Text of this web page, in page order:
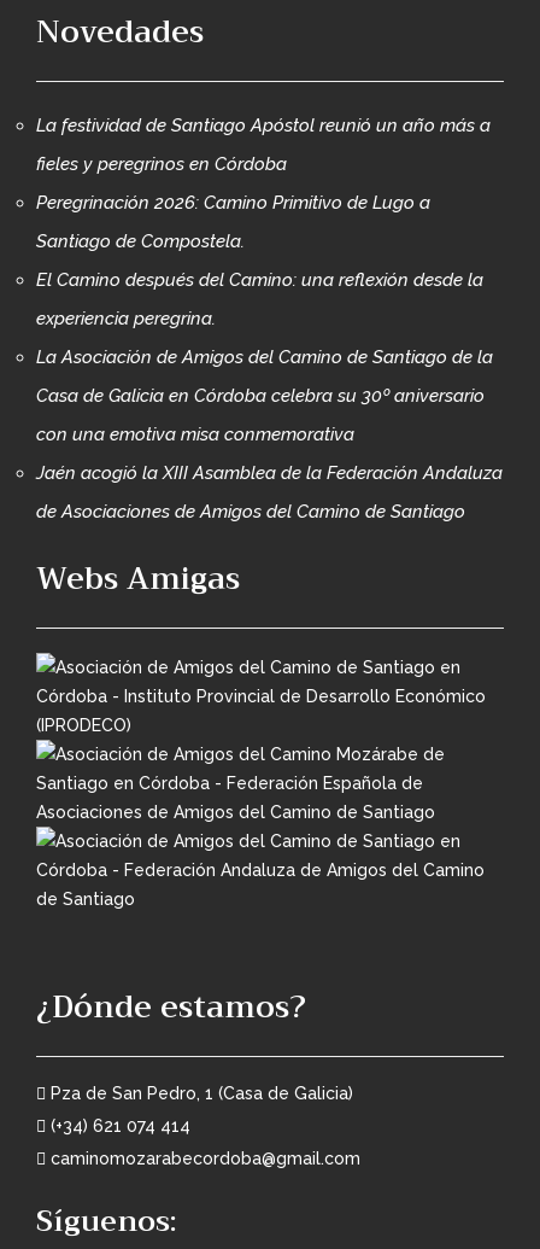
Novedades
La festividad de Santiago Apóstol reunió un año más a
fieles y peregrinos en Córdoba
Peregrinación 2026: Camino Primitivo de Lugo a
Santiago de Compostela.
El Camino después del Camino: una reflexión desde la
experiencia peregrina.
La Asociación de Amigos del Camino de Santiago de la
Casa de Galicia en Córdoba celebra su 30º aniversario
con una emotiva misa conmemorativa
Jaén acogió la XIII Asamblea de la Federación Andaluza
de Asociaciones de Amigos del Camino de Santiago
Webs Amigas
¿Dónde estamos?
Pza de San Pedro, 1 (Casa de Galicia)
(+34) 621 074 414
caminomozarabecordoba@gmail.com
Síguenos: